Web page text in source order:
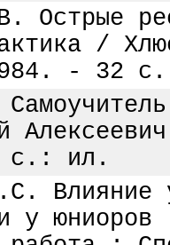
Острые
/
- 32 с.
с.: ил.
Влияние
у